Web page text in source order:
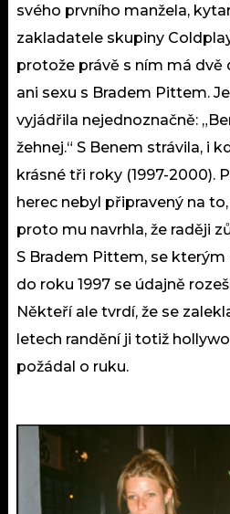
svého prvního manžela,
zakladatele skupiny
protože právě s ním má dvě
ani sexu s Bradem Pittem.
vyjádřila nejednoznačně:
žehnej.“ S Benem strávila, i
krásné tři roky (1997-2000).
herec nebyl připravený na
proto mu navrhla, že raději
S Bradem Pittem, se kterým
do roku 1997 se údajně
Někteří ale tvrdí, že se
letech randění ji totiž
požádal o ruku.